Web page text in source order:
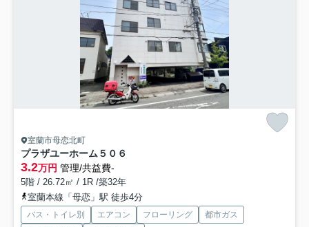
室蘭市母恋北町
プラザユーホーム５０６
3.2万円 管理/共益費-
5階 / 26.72㎡ / 1R /築32年
室蘭本線「母恋」駅 徒歩4分
バス・トイレ別 エアコン フローリング
都市ガス